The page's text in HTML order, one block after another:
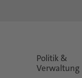
Politik &
Verwaltung